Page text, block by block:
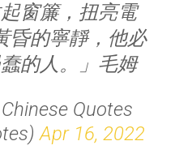
窗簾，扭亮電
昏的寧靜，他必
的人。」毛姆
Quotes
Apr 16, 2022